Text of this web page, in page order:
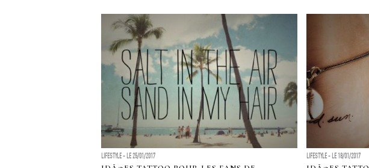
LIFESTYLE - LE 25/01/2017 LIFESTYLE - LE 18/01/2017